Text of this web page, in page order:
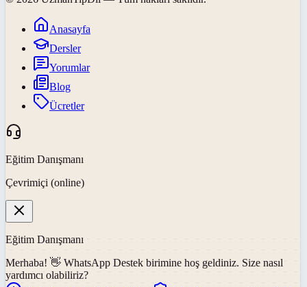
Anasayfa
Dersler
Yorumlar
Blog
Ücretler
Eğitim Danışmanı
Çevrimiçi (online)
Eğitim Danışmanı
Merhaba! 👋 WhatsApp Destek birimine hoş geldiniz. Size nasıl
yardımcı olabiliriz?